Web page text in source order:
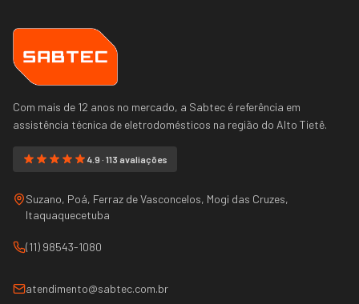
Com mais de 12 anos no mercado, a Sabtec é referência em
assistência técnica de eletrodomésticos na região do Alto Tietê.
4.9 · 113 avaliações
Suzano, Poá, Ferraz de Vasconcelos, Mogi das Cruzes,
Itaquaquecetuba
(11) 98543-1080
atendimento@sabtec.com.br